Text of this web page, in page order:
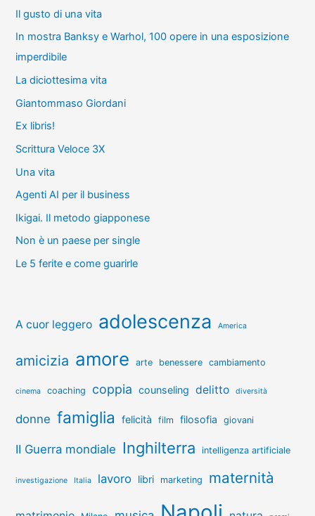
Il gusto di una vita
In mostra Banksy e Warhol, 100 opere in una esposizione
imperdibile
La diciottesima vita
Giantommaso Giordani
Ex libris!
Scrittura Veloce 3X
Una vita
Agenti AI per il business
Ikigai. Il metodo giapponese
Non è un paese per single
Le 5 ferite e come guarirle
A cuor leggero adolescenza America
amicizia amore arte benessere cambiamento
cinema coaching coppia counseling delitto diversità
donne famiglia felicità film filosofia giovani
II Guerra mondiale Inghilterra intelligenza artificiale
investigazione Italia lavoro libri marketing maternità